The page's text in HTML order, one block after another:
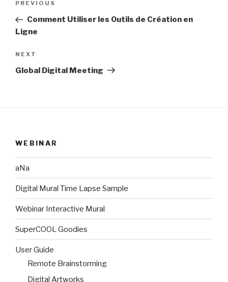
Previous
Post
PREVIOUS
Comment Utiliser les Outils de Création en
Ligne
Next
Post
NEXT
Global Digital Meeting
WEBINAR
aNa
Digital Mural Time Lapse Sample
Webinar Interactive Mural
SuperCOOL Goodies
User Guide
Remote Brainstorming
Digital Artworks